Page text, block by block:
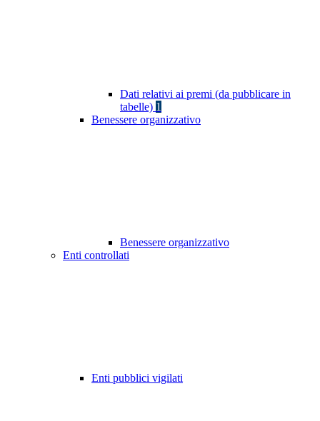
Dati relativi ai premi (da pubblicare in
tabelle) 1
Benessere organizzativo
Benessere organizzativo
Enti controllati
Enti pubblici vigilati